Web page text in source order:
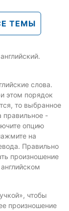
ТЕМЫ
слова.
этом порядок
то выбранное
правильное -
опцию
на
Правильно
произношение
чтобы
произношение